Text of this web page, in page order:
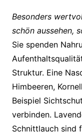
Besonders
schön aussehen,
Sie spenden
Struktur. Eine
Himbeeren,
Beispiel
verbinden.
Schnittlauch sind